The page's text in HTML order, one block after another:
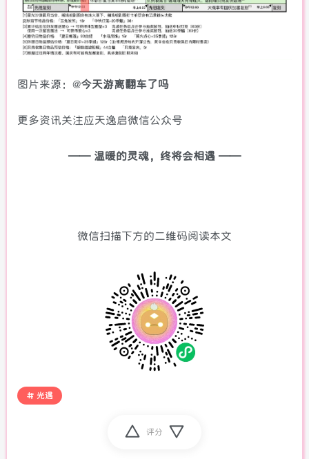
图片来源：@今天游离翻车了吗
更多资讯关注应天逸启微信公众号
—— 温暖的灵魂，终将会相遇 ——
微信扫描下方的二维码阅读本文
光遇
评分